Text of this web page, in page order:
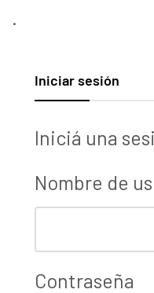
.
Iniciar sesión
Iniciá una
Nombre de
Contraseña